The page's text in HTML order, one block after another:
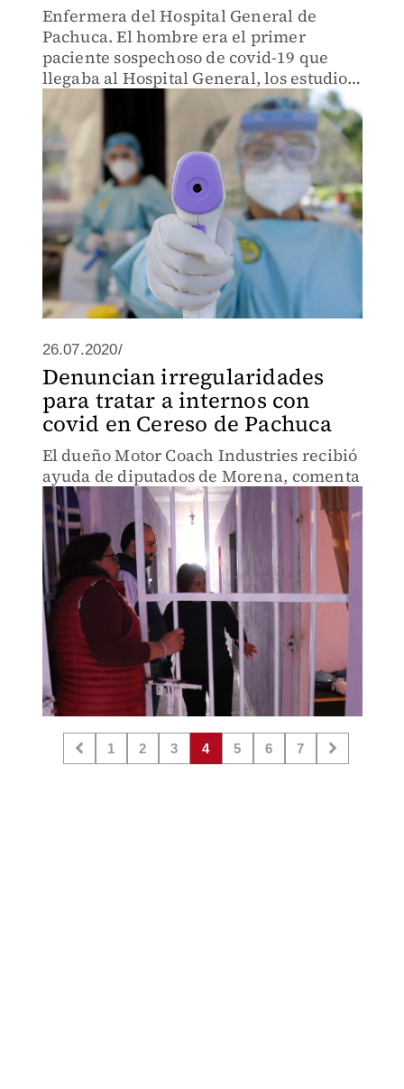
Enfermera del Hospital General de
Pachuca. El hombre era el primer
paciente sospechoso de covid-19 que
llegaba al Hospital General, los estudios
arrojaron posteriormente que era
positivo
26.07.2020/
Denuncian irregularidades
para tratar a internos con
covid en Cereso de Pachuca
El dueño Motor Coach Industries recibió
ayuda de diputados de Morena, comenta
1 2 3 4 5 6 7